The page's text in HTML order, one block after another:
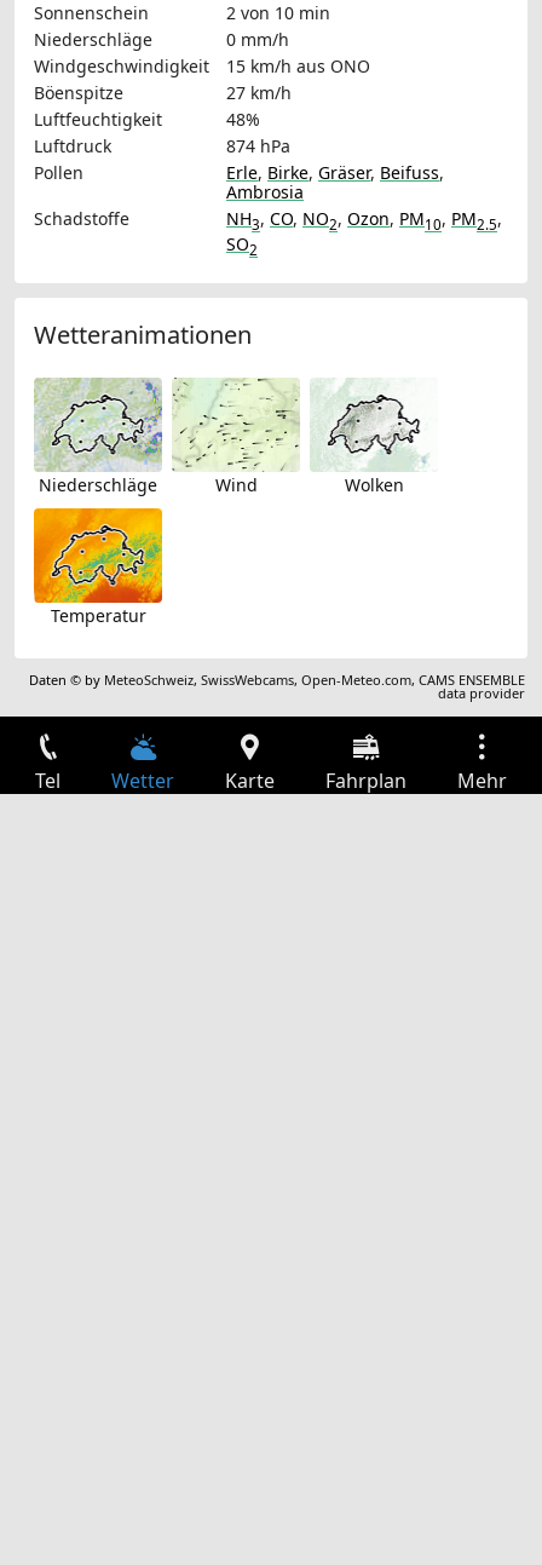
Sonnenschein
2 von 10 min
Niederschläge
0 mm/h
Windgeschwindigkeit
15 km/h aus ONO
Böenspitze
27 km/h
Luftfeuchtigkeit
48%
Luftdruck
874 hPa
Pollen
Erle, Birke, Gräser, Beifuss,
Ambrosia
Schadstoffe
NH3, CO, NO2, Ozon, PM10, PM2.5,
SO2
Wetteranimationen
Niederschläge Wind Wolken
Temperatur
Daten © by MeteoSchweiz,SwissWebcams,Open-Meteo.com,CAMS ENSEMBLE
data provider
Tel Wetter Karte Fahrplan Mehr